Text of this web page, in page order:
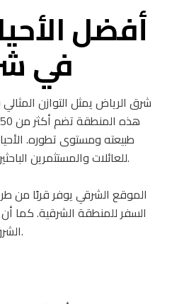
أفضل
في
شرق الرياض يمثل التوازن
طبيعته ومستوى تطوره.
للعائلات والمستثمرين الباحثين عن قيمة جيدة مقابل المال.
الموقع الشرقي يوفر قربًا من
السفر للمنطقة الشرقية. كما
الشرق يفتح فرصًا استثمارية واعدة.